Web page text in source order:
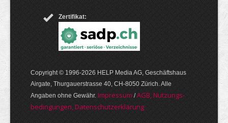
Zertifikat:
Copyright © 1996-2026 HELP Media AG, Geschäftshaus
Airgate, Thurgauer­strasse 40, CH-8050 Zürich. Alle
Angaben ohne Gewähr. Im­pres­sum /AGB, Nut­zungs­
bedin­gungen, Daten­schutz­er­klärung